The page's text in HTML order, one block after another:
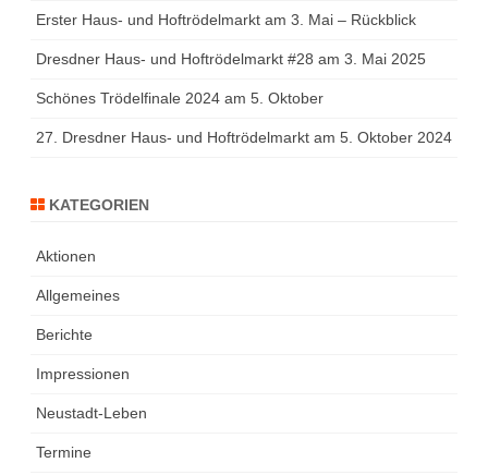
Erster Haus- und Hoftrödelmarkt am 3. Mai – Rückblick
Dresdner Haus- und Hoftrödelmarkt #28 am 3. Mai 2025
Schönes Trödelfinale 2024 am 5. Oktober
27. Dresdner Haus- und Hoftrödelmarkt am 5. Oktober 2024
KATEGORIEN
Aktionen
Allgemeines
Berichte
Impressionen
Neustadt-Leben
Termine